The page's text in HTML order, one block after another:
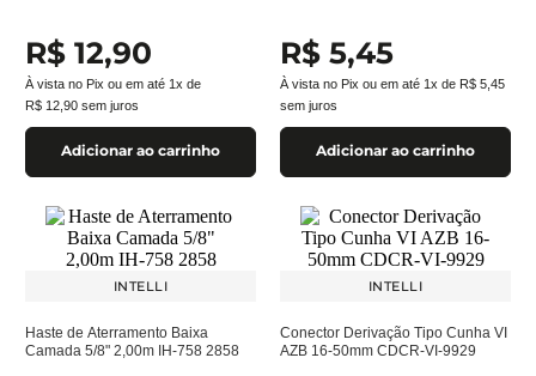
R$ 12,90
À vista no Pix ou em até 1x de
R$ 12 90 sem juros
Adicionar ao carrinho
R$ 5,45
À vista no Pix ou em até 1x de R$ 5 45
sem juros
Adicionar ao carrinho
INTELLI
Haste de Aterramento Baixa
Camada 5/8" 2,00m IH-758 2858
INTELLI
Conector Derivação Tipo Cunha VI
AZB 16-50mm CDCR-VI-9929